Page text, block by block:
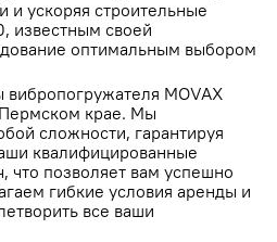
и ускоряя строительные
известным своей
оптимальным выбором
MOVAX
Пермском крае. Мы
сложности, гарантируя
квалифицированные
что позволяет вам успешно
гибкие условия аренды и
все ваши